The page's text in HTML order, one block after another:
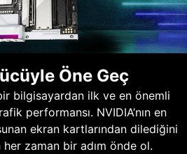
Öne Geç
bilgisayardan ilk ve en önemli
performansı. NVIDIA’nın en
ekran kartlarından dilediğini
zaman bir adım önde ol.